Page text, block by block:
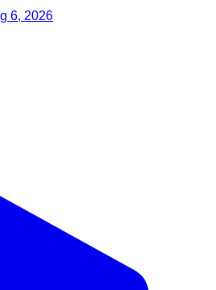
6, 2026